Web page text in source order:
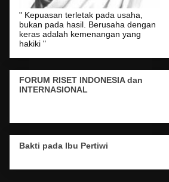
" Kepuasan terletak pada usaha,
bukan pada hasil. Berusaha dengan
keras adalah kemenangan yang
hakiki "
FORUM RISET INDONESIA dan
INTERNASIONAL
Bakti pada Ibu Pertiwi